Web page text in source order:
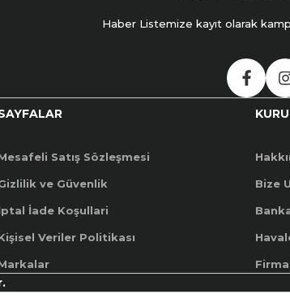
Haber Listemize kayıt olarak
Satış Sözleşmesi
ve Güvenlik
İade Koşullari
Veriler Politikası
Bize